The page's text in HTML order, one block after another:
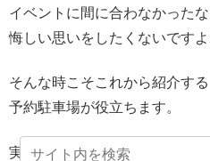
イベントに間に合わなかった
悔しい思いをしたくないですよ
そんな時こそこれから紹介する
予約駐車場が役立ちます。
実はそのコインパーキングは